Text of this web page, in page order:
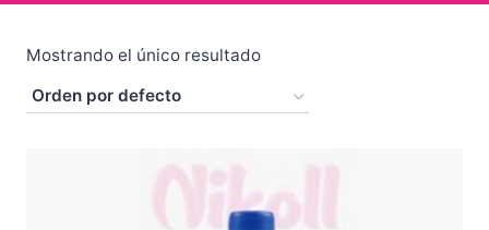
Mostrando el único resultado